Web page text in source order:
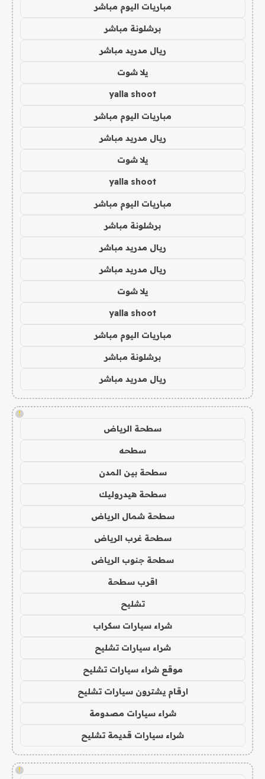
مباريات اليوم مباشر
برشلونة مباشر
ريال مدريد مباشر
يلا شوت
yalla shoot
مباريات اليوم مباشر
ريال مدريد مباشر
يلا شوت
yalla shoot
مباريات اليوم مباشر
برشلونة مباشر
ريال مدريد مباشر
ريال مدريد مباشر
يلا شوت
yalla shoot
مباريات اليوم مباشر
برشلونة مباشر
ريال مدريد مباشر
!
سطحة الرياض
سطحه
سطحة بين المدن
سطحة هيدروليك
سطحة شمال الرياض
سطحة غرب الرياض
سطحة جنوب الرياض
اقرب سطحة
تشليح
شراء سيارات سكراب
شراء سيارات تشليح
موقع شراء سيارات تشليح
ارقام يشترون سيارات تشليح
شراء سيارات مصدومة
شراء سيارات قديمة تشليح
!